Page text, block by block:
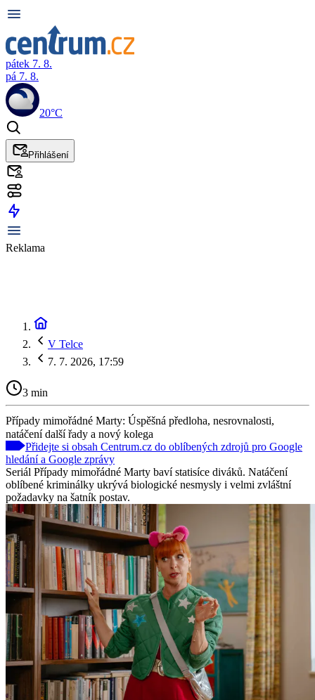
pátek 7. 8.
pá 7. 8.
20°C
Přihlášení
Reklama
V Telce
7. 7. 2026, 17:59
3 min
Případy mimořádné Marty: Úspěšná předloha, nesrovnalosti,
natáčení další řady a nový kolega
Přidejte si obsah Centrum.cz do oblíbených zdrojů pro Google
hledání a Google zprávy
Seriál Případy mimořádné Marty baví statisíce diváků. Natáčení
oblíbené kriminálky ukrývá biologické nesmysly i velmi zvláštní
požadavky na šatník postav.